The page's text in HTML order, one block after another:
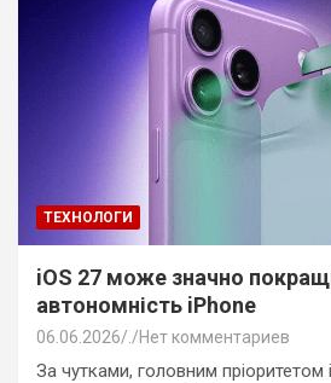
ТЕХНОЛОГИ
iOS 27 може значно
автономність iPhone
06.06.2026 Нет комментариев
За чутками, головним пріоритетом